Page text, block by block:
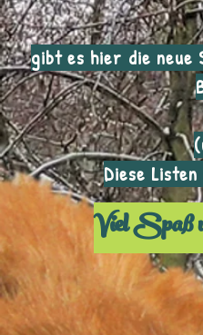
gibt es hier die neue
Diese
Viel Spaß